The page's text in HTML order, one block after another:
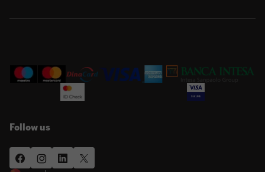
Follow us